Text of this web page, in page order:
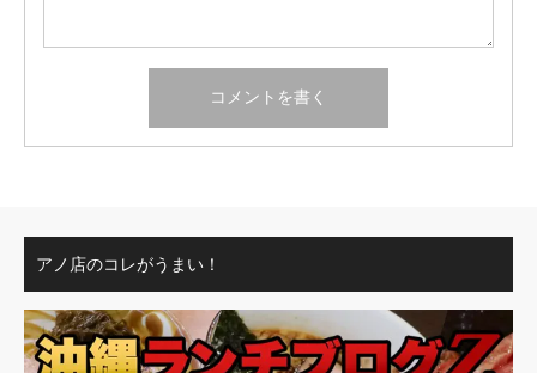
アノ店のコレがうまい！